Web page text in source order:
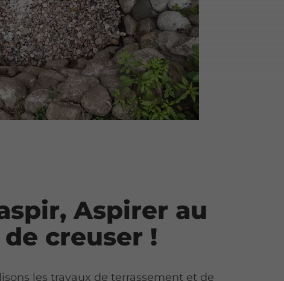
Aspirer au
creuser !
les travaux de terrassement et de